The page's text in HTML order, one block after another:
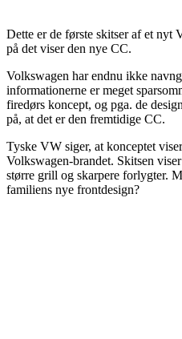
Dette er de første skitser af et
på det viser den nye CC.
Volkswagen har endnu ikke
informationerne er meget
firedørs koncept, og pga. de
på, at det er den fremtidige CC.
Tyske VW siger, at konceptet
Volkswagen-brandet. Skitsen
større grill og skarpere forlygter.
familiens nye frontdesign?